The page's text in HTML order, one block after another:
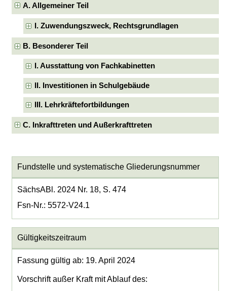
A. Allgemeiner Teil
I. Zuwendungszweck, Rechtsgrundlagen
B. Besonderer Teil
I. Ausstattung von Fachkabinetten
II. Investitionen in Schulgebäude
III. Lehrkräftefortbildungen
C. Inkrafttreten und Außerkrafttreten
Fundstelle und systematische Gliederungsnummer
SächsABl. 2024 Nr. 18, S. 474
Fsn-Nr.: 5572-V24.1
Gültigkeitszeitraum
Fassung gültig ab: 19. April 2024
Vorschrift außer Kraft mit Ablauf des: